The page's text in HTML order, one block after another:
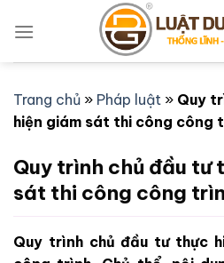
qua
Trang chủ » Pháp luật » Quy
hiện giám sát thi công công
Quy trình chủ đầu tư
sát thi công công
Quy trình chủ đầu tư thực